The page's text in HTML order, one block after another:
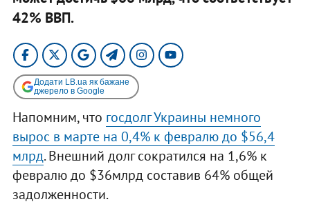
42% ВВП.
Додати LB.ua як бажане
джерело в Google
Напомним, что госдолг Украины немного
вырос в марте на 0,4% к февралю до $56,4
млрд. Внешний долг сократился на 1,6% к
февралю до $36млрд составив 64% общей
задолженности.